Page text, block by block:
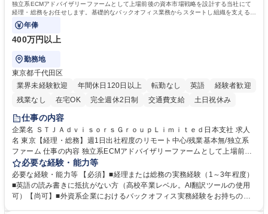
独立系ECMアドバイザリーファームとして上場前後の資本市場戦略を設計する当社にて
経理・総務をお任せします。基礎的なバックオフィス業務からスタートし組織を支える専
任担当として広く活躍できる環境です。
年俸
400万円以上
勤務地
東京都千代田区
業界未経験歓迎
年間休日120日以上 転勤なし 英語
経験者歓迎
残業なし
在宅OK 完全週休2日制 交通費支給 土日祝休み
仕事の内容
企業名 ＳＴＪＡｄｖｉｓｏｒｓＧｒｏｕｐＬｉｍｉｔｅｄ日本支社 求人
名 東京【経理・総務】週1日出社程度のリモート中心/残業基本無/独立系
ファーム 仕事の内容 独立系ECMアドバイザリーファームとして上場前後
の資本市場戦略を設計する当社にて経理・総務をお任せします。基礎的な
バックオフィス業務からスタートし組織を支える専任担当として広く活躍
できる環境です。 ■日常経理、月次および年次決算サポート業務 ■本国
（グローバル）との英文メール対応（AI翻訳ツール等を使用しての対応で
必要な経験・能力等
必要な経験・能力等 【必須】■経理または総務の実務経験（1～3年程度）
■英語の読み書きに抵抗がない方（高校卒業レベル。AI翻訳ツールの使用
可）【尚可】■外資系企業におけるバックオフィス実務経験をお持ちの方